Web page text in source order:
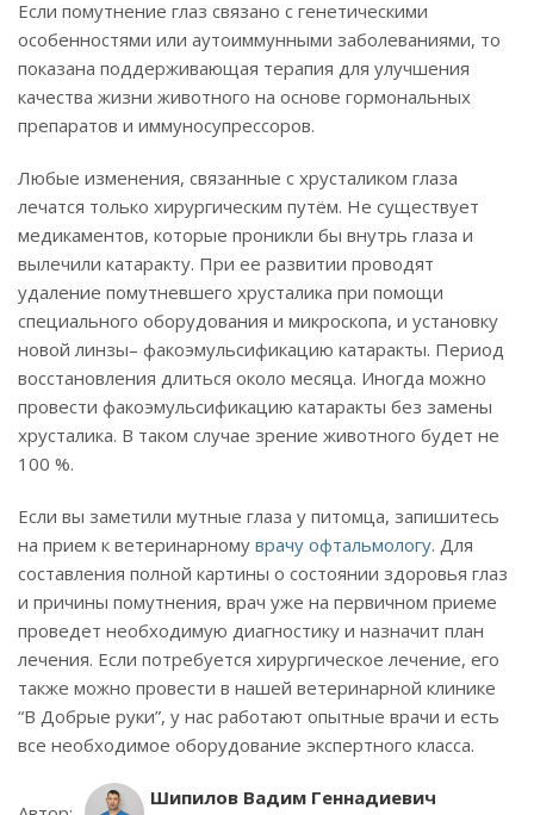
Если помутнение глаз связано с генетическими
особенностями или аутоиммунными заболеваниями, то
показана поддерживающая терапия для улучшения
качества жизни животного на основе гормональных
препаратов и иммуносупрессоров.
Любые изменения, связанные с хрусталиком глаза
лечатся только хирургическим путём. Не существует
медикаментов, которые проникли бы внутрь глаза и
вылечили катаракту. При ее развитии проводят
удаление помутневшего хрусталика при помощи
специального оборудования и микроскопа, и установку
новой линзы– факоэмульсификацию катаракты. Период
восстановления длиться около месяца. Иногда можно
провести факоэмульсификацию катаракты без замены
хрусталика. В таком случае зрение животного будет не
100 %.
Если вы заметили мутные глаза у питомца, запишитесь
на прием к ветеринарному врачу офтальмологу. Для
составления полной картины о состоянии здоровья глаз
и причины помутнения, врач уже на первичном приеме
проведет необходимую диагностику и назначит план
лечения. Если потребуется хирургическое лечение, его
также можно провести в нашей ветеринарной клинике
“В Добрые руки”, у нас работают опытные врачи и есть
все необходимое оборудование экспертного класса.
Шипилов Вадим Геннадиевич